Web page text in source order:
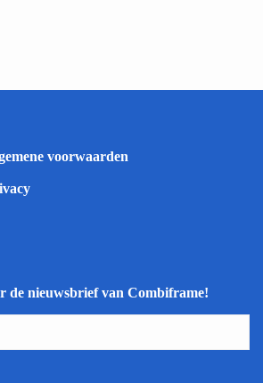
voorwaarden
de nieuwsbrief van Combiframe!